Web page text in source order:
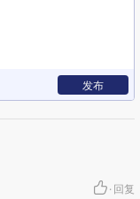
发布
· 回复